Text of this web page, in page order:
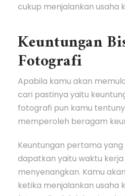
cukup menjalankan usaha
Keuntungan
Fotografi
Apabila kamu akan
cari pastinya yaitu
fotografi pun kamu
memperoleh beragam
Keuntungan pertama
dapatkan yaitu waktu kerja
menyenangkan. Kamu
ketika menjalankan usaha